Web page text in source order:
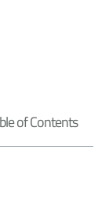
of Contents